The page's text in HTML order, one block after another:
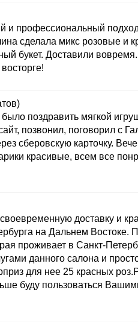
и профессиональный
сделала микс розовые и
букет. Доставили
поздравить мягкой
позвонил, поговорил с
сберовскую карточку.
красивые, всем все
доставку и
на Дальнем Востоке.
проживает в Санкт-
данного салона и
для нее 25 красных
буду пользоваться